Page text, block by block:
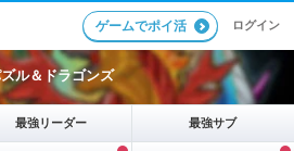
ゲームでポイ活 ログイン
ル＆ドラゴンズ
最強リーダー 最強サブ